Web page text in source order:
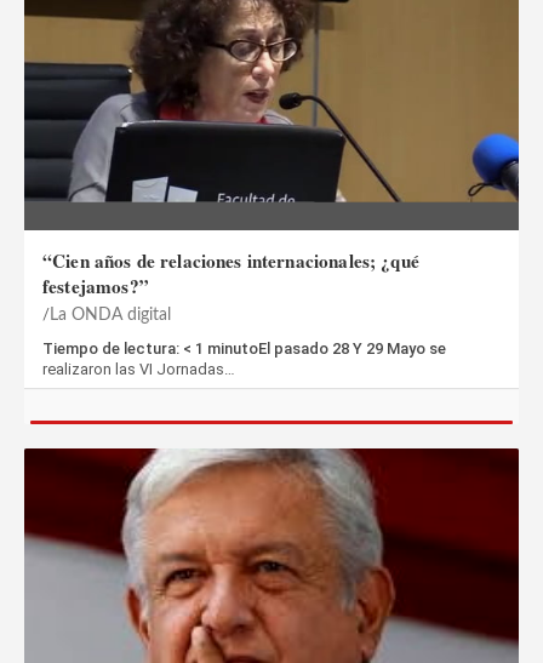
“Cien años de relaciones internacionales; ¿qué
festejamos?”
La ONDA digital
Tiempo de lectura: < 1 minutoEl pasado 28 Y 29 Mayo se
realizaron las VI Jornadas…